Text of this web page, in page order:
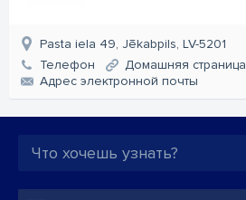
Pasta iela 49, Jēkabpils, LV-5201
Телефон
Домашняя страница
Aдрес электронной почты